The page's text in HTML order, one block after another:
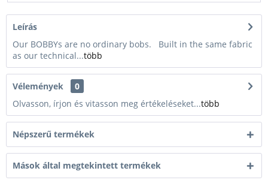
Leírás
Our BOBBYs are no ordinary bobs. Built in the same fabric
as our technical...több
Vélemények
0
Olvasson, írjon és vitasson meg értékeléseket...több
Népszerű termékek
Mások által megtekintett termékek